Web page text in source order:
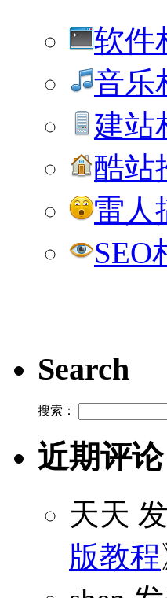
软件
音乐
建站
酷站
雷人
SEO
Search
搜索：
近期评论
天天
版教程